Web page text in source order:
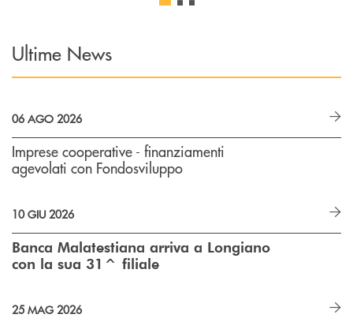
Ultime News
06 AGO 2026
Imprese cooperative - finanziamenti
agevolati con Fondosviluppo
10 GIU 2026
Banca Malatestiana arriva a Longiano
con la sua 31^ filiale
25 MAG 2026